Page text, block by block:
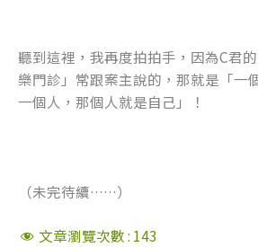
聽到這裡，我再度拍拍手，因為C君
樂門診」常跟案主說的，那就是「一
一個人，那個人就是自己」！
（未完待續……）
文章瀏覽次數 : 143